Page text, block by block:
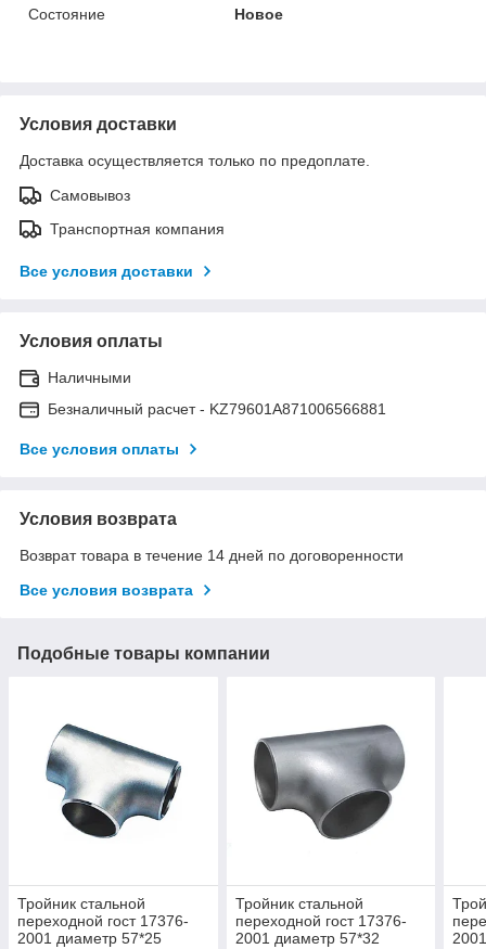
Состояние
Новое
Условия доставки
Доставка осуществляется только по предоплате.
Самовывоз
Транспортная компания
Все условия доставки
Условия оплаты
Наличными
Безналичный расчет - KZ79601A871006566881
Все условия оплаты
Условия возврата
Возврат товара в течение 14 дней по договоренности
Все условия возврата
Подобные товары компании
Тройник стальной
переходной гост 17376-
2001 диаметр 57*25
Тройник стальной
переходной гост 17376-
2001 диаметр 57*32